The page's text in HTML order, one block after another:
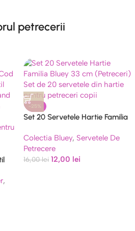
petrecerii
,
-25%
Set 20 Servetele Hartie Familia
Colectia Bluey, Servetele De
Petrecere
16,00lei 12,00 lei